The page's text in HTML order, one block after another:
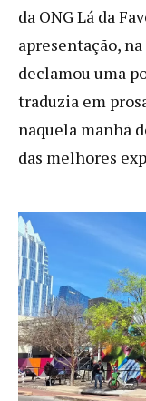
da ONG Lá da
apresentação,
declamou uma
traduzia em
naquela manhã
das melhores